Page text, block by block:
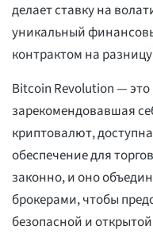
делает ставку на
уникальный
контрактом на разницу
Bitcoin Revolution —
зарекомендовавшая
криптовалют,
обеспечение для
законно, и оно
брокерами, чтобы
безопасной и